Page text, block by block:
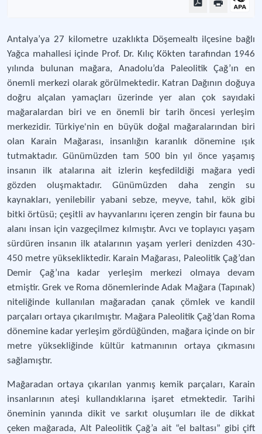
Antalya’ya 27 kilometre uzaklıkta Döşemealtı ilçesine bağlı
Yağca mahallesi içinde Prof. Dr. Kılıç Kökten tarafından 1946
yılında bulunan mağara, Anadolu’da Paleolitik Çağ’ın en
önemli merkezi olarak görülmektedir. Katran Dağının doğuya
doğru alçalan yamaçları üzerinde yer alan çok sayıdaki
mağaralardan biri ve en önemli bir tarih öncesi yerleşim
merkezidir. Türkiye'nin en büyük doğal mağaralarından biri
olan Karain Mağarası, insanlığın karanlık dönemine ışık
tutmaktadır. Günümüzden tam 500 bin yıl önce yaşamış
insanın ilk atalarına ait izlerin keşfedildiği mağara yedi
gözden oluşmaktadır. Günümüzden daha zengin su
kaynakları, yenilebilir yabani sebze, meyve, tahıl, kök gibi
bitki örtüsü; çeşitli av hayvanlarını içeren zengin bir fauna bu
alanı insan için vazgeçilmez kılmıştır. Avcı ve toplayıcı yaşam
sürdüren insanın ilk atalarının yaşam yerleri denizden 430-
450 metre yüksekliktedir. Karain Mağarası, Paleolitik Çağ’dan
Demir Çağ’ına kadar yerleşim merkezi olmaya devam
etmiştir. Grek ve Roma dönemlerinde Adak Mağara (Tapınak)
niteliğinde kullanılan mağaradan çanak çömlek ve kandil
parçaları ortaya çıkarılmıştır. Mağara Paleolitik Çağ’dan Roma
dönemine kadar yerleşim gördüğünden, mağara içinde on bir
metre yüksekliğinde kültür katmanının ortaya çıkmasını
sağlamıştır.
Mağaradan ortaya çıkarılan yanmış kemik parçaları, Karain
insanlarının ateşi kullandıklarına işaret etmektedir. Tarihi
öneminin yanında dikit ve sarkıt oluşumları ile de dikkat
çeken mağarada, Alt Paleolitik Çağ’a ait “el baltası” gibi çift